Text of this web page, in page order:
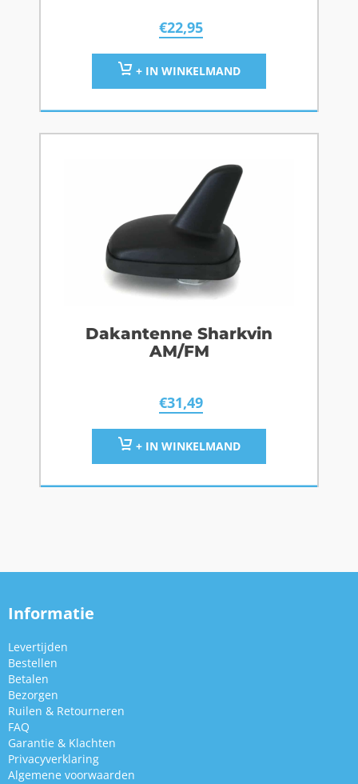
€22,95
+ IN WINKELMAND
Dakantenne Sharkvin
AM/FM
€31,49
+ IN WINKELMAND
Informatie
Levertijden
Bestellen
Betalen
Bezorgen
Ruilen & Retourneren
FAQ
Garantie & Klachten
Privacyverklaring
Algemene voorwaarden